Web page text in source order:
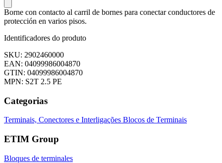
Borne con contacto al carril de bornes para conectar conductores de
protección en varios pisos.
Identificadores do produto
SKU: 2902460000
EAN: 04099986004870
GTIN: 04099986004870
MPN: S2T 2.5 PE
Categorias
Terminais, Conectores e Interligações Blocos de Terminais
ETIM Group
Bloques de terminales